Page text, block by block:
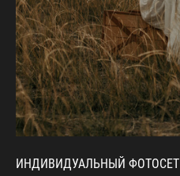
ИНДИВИДУАЛЬНЫЙ ФОТОСЕТ